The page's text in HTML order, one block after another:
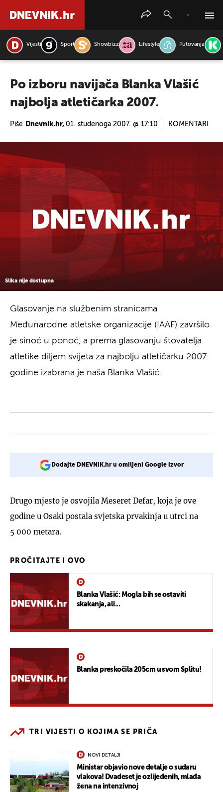
Vijesti Sport Showbizz Lifestyle Putovanja
Po izboru navijača Blanka Vlašić
najbolja atletičarka 2007.
Piše Dnevnik.hr, 01. studenoga 2007. @ 17:10 KOMENTARI
Slika nije dostupna
Glasovanje na službenim stranicama
Međunarodne atletske organizacije (IAAF) završilo
je sinoć u ponoć, a prema glasovanju štovatelja
atletike diljem svijeta za najbolju atletičarku 2007.
godine izabrana je naša Blanka Vlašić.
Dodajte DNEVNIK.hr u omiljeni Google izvor
Drugo mjesto je osvojila Meseret Defar, koja je ove
godine u Osaki postala svjetska prvakinja u utrci na
5 000 metara.
PROČITAJTE I OVO
Blanka Vlašić: Mogla bih se ostaviti
skakanja, ali...
Blanka preskočila 205cm u svom Splitu!
TRI VIJESTI O KOJIMA SE PRIČA
NOVI DETALJI
Ministar objavio nove detalje o sudaru
vlakova! Dvadeset je ozlijeđenih, mlađa
žena na intenzivnoj
PRETRAŽITE VIJESTI